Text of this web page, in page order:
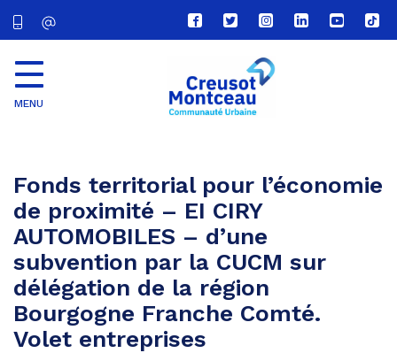
Lien
vers
compte
Facebook
Lien
vers
compte
Twitter
Lien
vers
le
compte
Lien
vers
Lien
vers
Lien
vers
MENU
Fonds territorial pour l’économie
de proximité – EI CIRY
AUTOMOBILES – d’une
subvention par la CUCM sur
délégation de la région
Bourgogne Franche Comté.
Volet entreprises